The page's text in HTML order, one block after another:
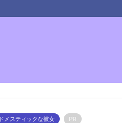
ドメスティックな彼女 PR